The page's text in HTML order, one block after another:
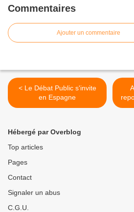
Commentaires
Ajouter un commentaire
< Le Débat Public s'invite
en Espagne
Hébergé par Overblog
Top articles
Pages
Contact
Signaler un abus
C.G.U.